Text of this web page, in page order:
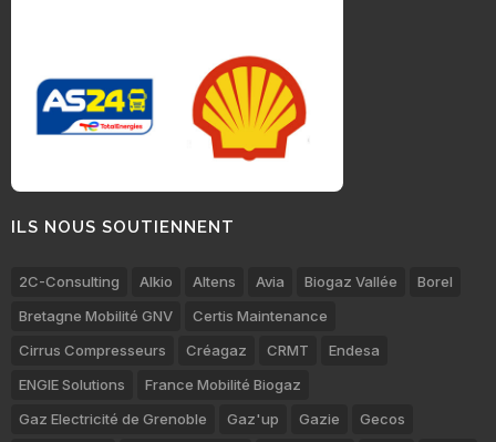
ILS NOUS SOUTIENNENT
2C-Consulting Alkio Altens Avia Biogaz Vallée
Borel
Bretagne Mobilité GNV
Certis Maintenance
Cirrus Compresseurs
Créagaz CRMT
Endesa
ENGIE Solutions
France Mobilité Biogaz
Gaz Electricité de Grenoble
Gaz'up Gazie
Gecos